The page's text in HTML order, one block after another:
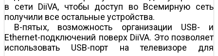
в сети DiiVA, чтобы доступ во Всемирную сеть
получили все остальные устройства.
В-пятых, возможность организации USB- и
Ethernet-подключений поверх DiiVA. Это поз­воляет
использовать USB-порт на телевизоре для